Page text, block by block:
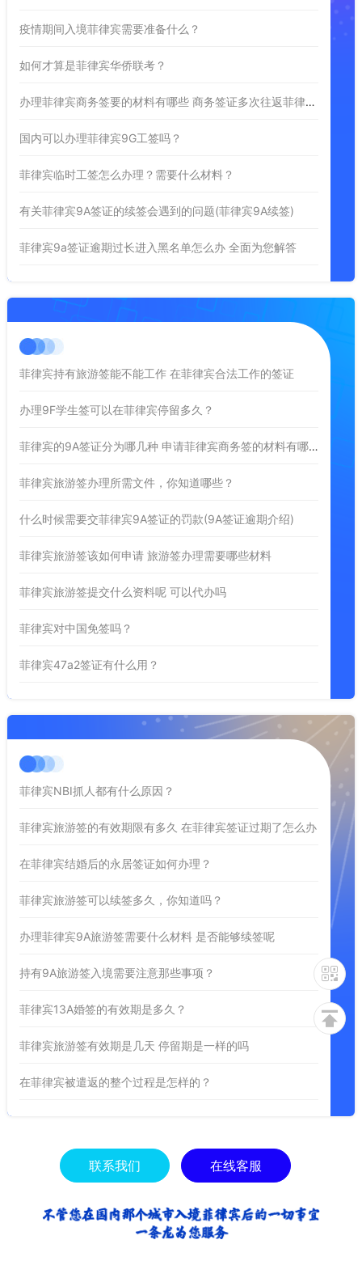
疫情期间入境菲律宾需要准备什么？
如何才算是菲律宾华侨联考？
办理菲律宾商务签要的材料有哪些 商务签证多次往返菲律宾吗
国内可以办理菲律宾9G工签吗？
菲律宾临时工签怎么办理？需要什么材料？
有关菲律宾9A签证的续签会遇到的问题(菲律宾9A续签)
菲律宾9a签证逾期过长进入黑名单怎么办 全面为您解答
菲律宾持有旅游签能不能工作 在菲律宾合法工作的签证
办理9F学生签可以在菲律宾停留多久？
菲律宾的9A签证分为哪几种 申请菲律宾商务签的材料有哪些
菲律宾旅游签办理所需文件，你知道哪些？
什么时候需要交菲律宾9A签证的罚款(9A签证逾期介绍)
菲律宾旅游签该如何申请 旅游签办理需要哪些材料
菲律宾旅游签提交什么资料呢 可以代办吗
菲律宾对中国免签吗？
菲律宾47a2签证有什么用？
菲律宾NBI抓人都有什么原因？
菲律宾旅游签的有效期限有多久 在菲律宾签证过期了怎么办
在菲律宾结婚后的永居签证如何办理？
菲律宾旅游签可以续签多久，你知道吗？
办理菲律宾9A旅游签需要什么材料 是否能够续签呢
持有9A旅游签入境需要注意那些事项？
菲律宾13A婚签的有效期是多久？
菲律宾旅游签有效期是几天 停留期是一样的吗
在菲律宾被遣返的整个过程是怎样的？
联系我们 在线客服